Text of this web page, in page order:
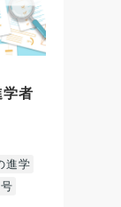
学者
進学